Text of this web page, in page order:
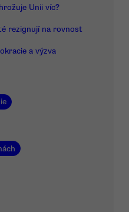
Unii víc?
rezignují na rovnost
a výzva